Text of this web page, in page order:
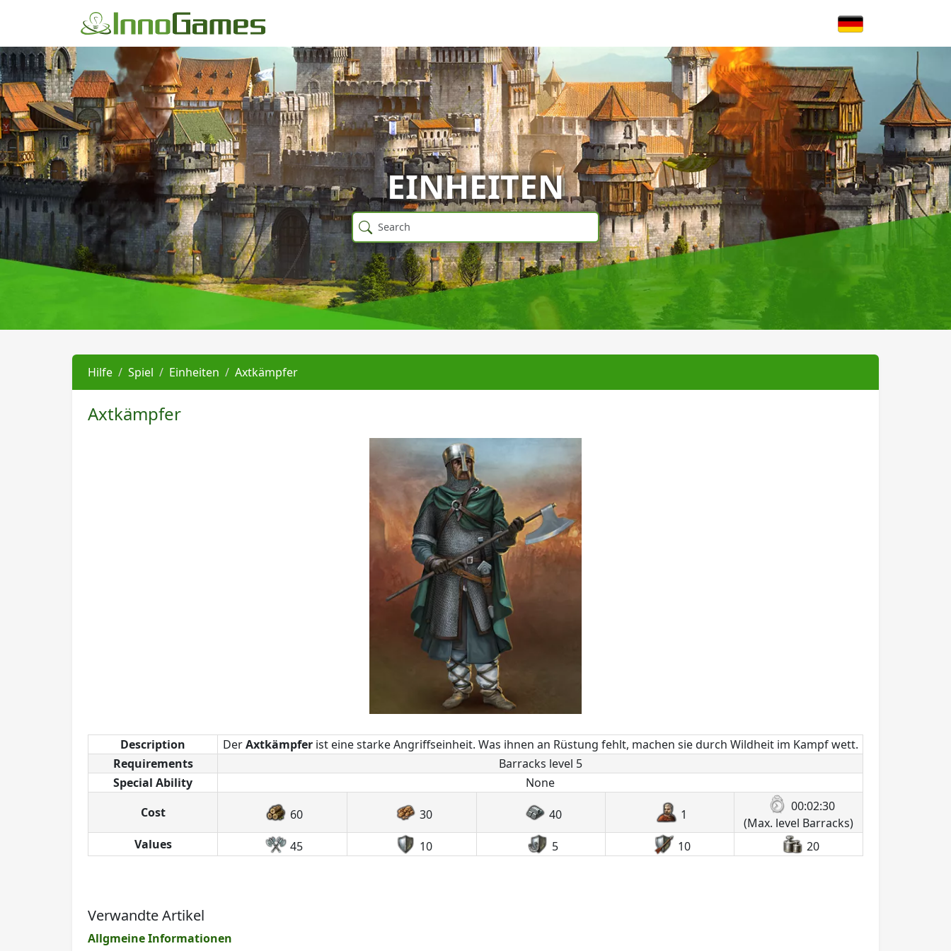
EINHEITEN
Hilfe Spiel Einheiten Axtkämpfer
Axtkämpfer
Description DerAxtkämpferist eine starke Angriffseinheit. Was ihnen an Rüstung fehlt, machen sie durch Wildheit im Kampf wett.
Requirements
Barracks level 5
Special Ability
None
Cost
60 30 40 1
00:02:30
(Max. level Barracks)
Values
45 10 5 10 20
Verwandte Artikel
Allgmeine Informationen